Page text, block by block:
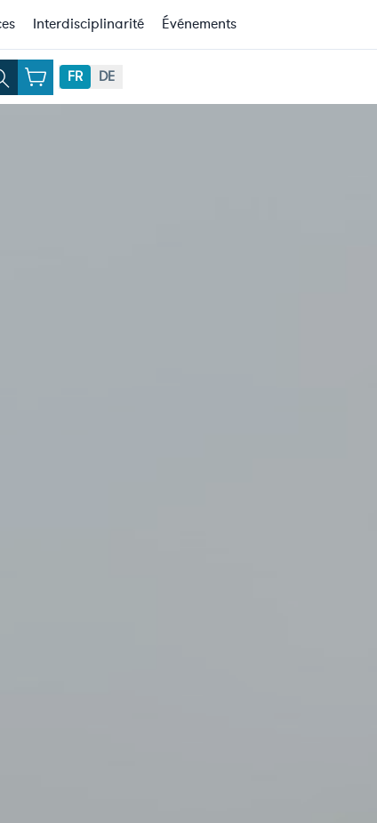
Interdisciplinarité Événements
FR DE